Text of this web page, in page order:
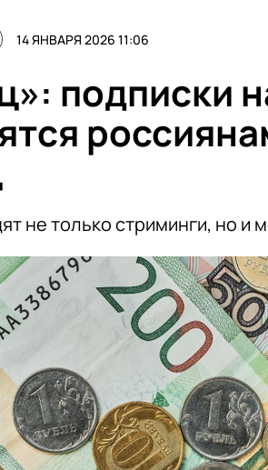
14 ЯНВАРЯ 2026 11:06
подписки
не только стриминги, но и